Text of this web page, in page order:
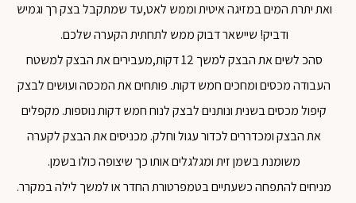
ואת יתרת המים במזיגה איטית וממש לאט,עד שמתקבל בצק רך וגמיש
ודביק! שיישאר דבוק ממש לתחתית הקערה שלכם.
סהכ לשים את הבצק למשך 12 דקות,מעבירים את הבצק למשטח
העבודה מכסים ומחכים חמש דקות. פותחים את המכסה ועושים לבצק
קיפול מכסים בשנית ונותנים לבצק לנוח חמש דקות נוספות. מקפלים
את הבצק ומכדררים לכדור עגול וחלק. מכניסים את הבצק לקערה
משומנת בשמן זית ומגלגלים אותו כך שיצופה כולו בשמן.
מניחים להתפחה כשעתיים בטמפרטורת החדר או למשך לילה במקרר.